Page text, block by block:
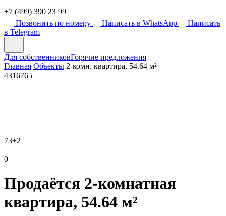
+7 (499) 390 23 99
Позвонить по номеру
Написать в WhatsApp
Написать
в Telegram
Для собственниковГорячие предложения
Главная Объекты 2-комн. квартира, 54.64 м²
4316765
73+2
0
Продаётся 2-комнатная
квартира, 54.64 м²